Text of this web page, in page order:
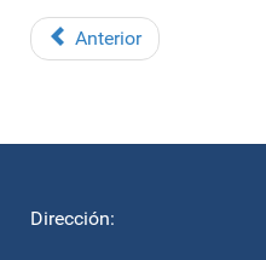
Anterior
Dirección: